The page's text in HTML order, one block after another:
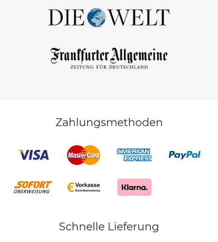
Zahlungsmethoden
Schnelle Lieferung